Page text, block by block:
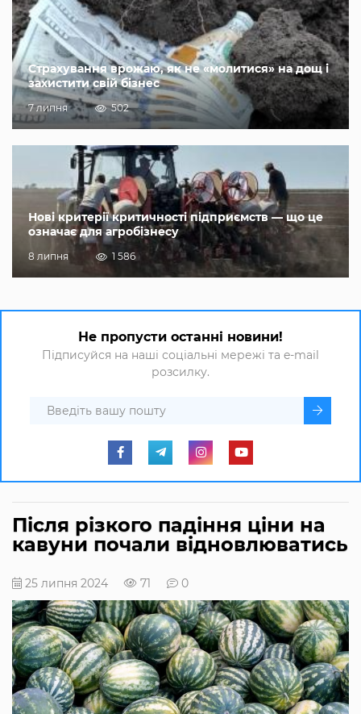
Страхування врожаю, як не «молитися» на дощ і
захистити свій бізнес
7 липня 502
Нові критерії критичності підприємств — що це
означає для агробізнесу
8 липня 1 586
Не пропусти останні новини!
Підписуйся на наші соціальні мережі та e-mail
розсилку.
Після різкого падіння ціни на
кавуни почали відновлюватись
25 липня 2024 71 0